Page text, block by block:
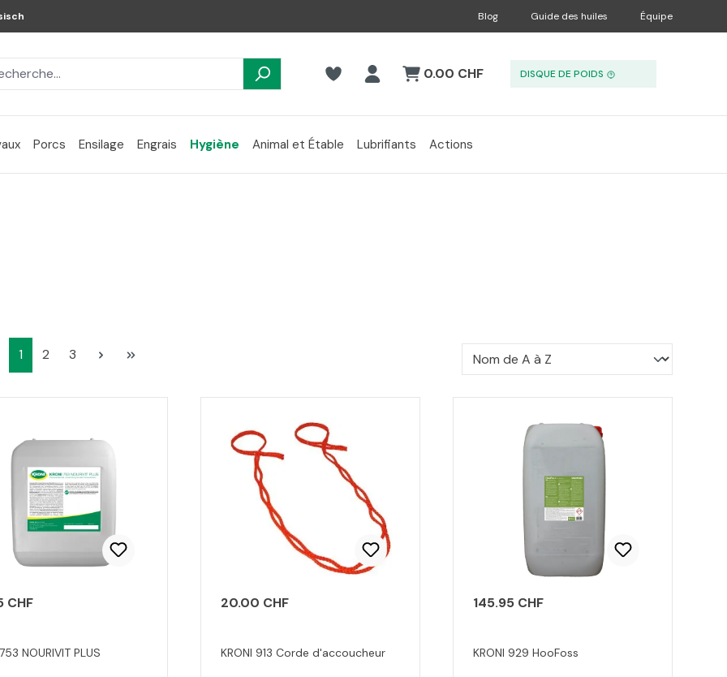
Blog Guide des huiles Équipe
0.00 CHF DISQUE DE POIDS
Porcs Ensilage Engrais Hygiène Animal et Étable Lubrifiants Actions
Page
1 Page
2 Page
3
CHF
NOURIVIT PLUS
20.00 CHF
KRONI 913 Corde d'accoucheur
145.95 CHF
KRONI 929 HooFoss